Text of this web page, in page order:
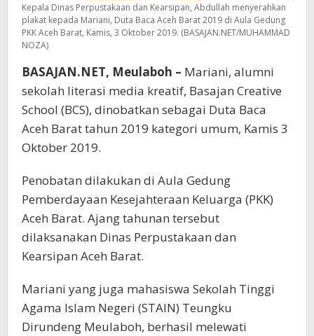
Kepala Dinas Perpustakaan dan Kearsipan, Abdullah menyerahkan
plakat kepada Mariani, Duta Baca Aceh Barat 2019 di Aula Gedung
PKK Aceh Barat, Kamis, 3 Oktober 2019. (BASAJAN.NET/MUHAMMAD
NOZA)
BASAJAN.NET, Meulaboh – Mariani, alumni
sekolah literasi media kreatif, Basajan Creative
School (BCS), dinobatkan sebagai Duta Baca
Aceh Barat tahun 2019 kategori umum, Kamis 3
Oktober 2019.
Penobatan dilakukan di Aula Gedung
Pemberdayaan Kesejahteraan Keluarga (PKK)
Aceh Barat. Ajang tahunan tersebut
dilaksanakan Dinas Perpustakaan dan
Kearsipan Aceh Barat.
Mariani yang juga mahasiswa Sekolah Tinggi
Agama Islam Negeri (STAIN) Teungku
Dirundeng Meulaboh, berhasil melewati